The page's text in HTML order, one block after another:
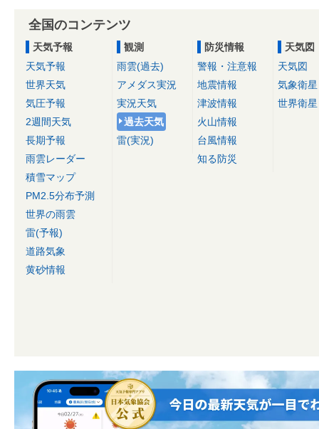
全国のコンテンツ
天気予報
天気予報
世界天気
気圧予報
2週間天気
長期予報
雨雲レーダー
積雪マップ
PM2.5分布予測
世界の雨雲
雷(予報)
道路気象
黄砂情報
観測
雨雲(過去)
アメダス実況
実況天気
過去天気
雷(実況)
防災情報
警報・注意報
地震情報
津波情報
火山情報
台風情報
知る防災
天気図
天気図
気象衛星
世界衛星